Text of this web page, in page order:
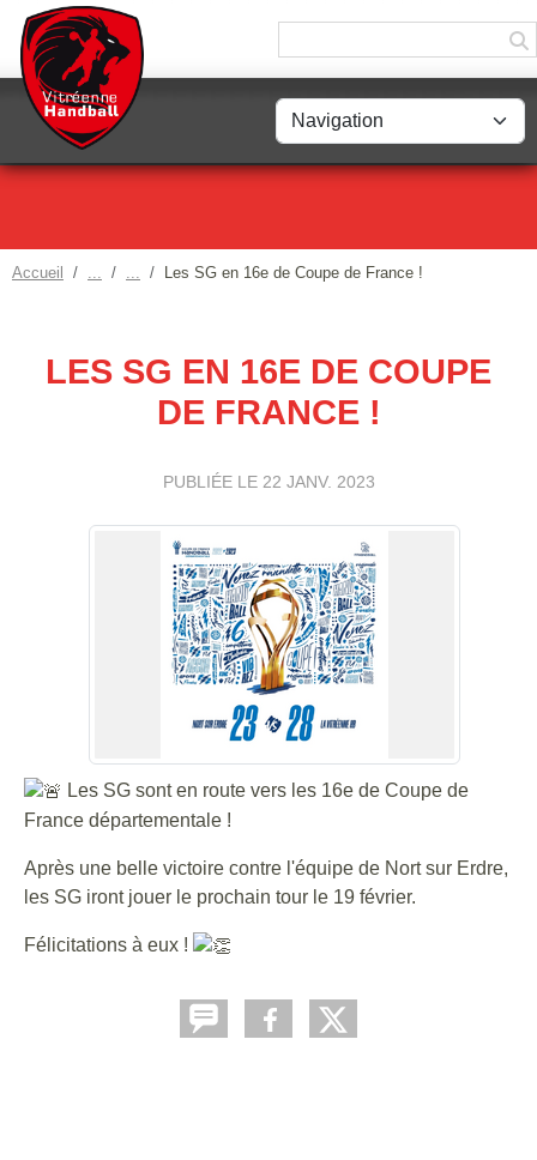
Accueil Les SG en 16e de Coupe de France !
LES SG EN 16E DE COUPE
DE FRANCE !
PUBLIÉE LE 22 JANV. 2023
Les SG sont en route vers les 16e de Coupe de
France départementale !
Après une belle victoire contre l'équipe de Nort sur Erdre,
les SG iront jouer le prochain tour le 19 février.
Félicitations à eux !
Panneau de gestion des cookies